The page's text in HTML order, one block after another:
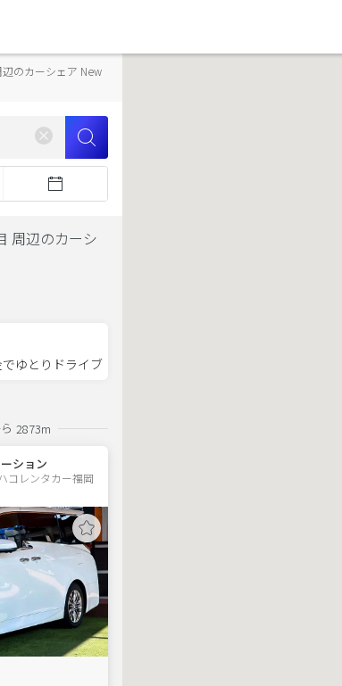
のカーシェア New
周辺のカーシ
ゆとりドライブ
2873m
ション
コレンタカー福岡